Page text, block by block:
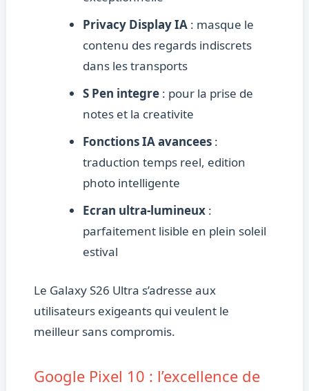
Privacy Display IA: masque le
contenu des regards indiscrets
dans les transports
S Pen integre: pour la prise de
notes et la creativite
Fonctions IA avancees:
traduction temps reel, edition
photo intelligente
Ecran ultra-lumineux:
parfaitement lisible en plein soleil
estival
Le Galaxy S26 Ultra s’adresse aux
utilisateurs exigeants qui veulent le
meilleur sans compromis.
Google Pixel 10 : l’excellence de